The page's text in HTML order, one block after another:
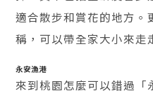
適合散步和賞花的地方。
稱，可以帶全家大小來走
永安漁港
來到桃園怎麼可以錯過「